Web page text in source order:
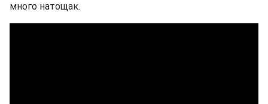
много натощак.